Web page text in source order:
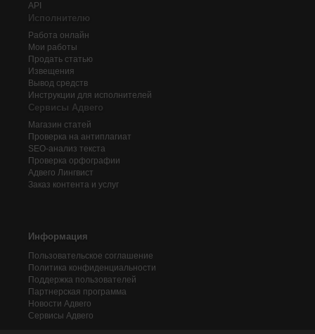
API
Исполнителю
Работа онлайн
Мои работы
Продать статью
Извещения
Вывод средств
Инструкции для исполнителей
Сервисы Адвего
Магазин статей
Проверка на антиплагиат
SEO-анализ текста
Проверка орфографии
Адвего Лингвист
Заказ контента и услуг
Информация
Пользовательское соглашение
Политика конфиденциальности
Поддержка пользователей
Партнерская программа
Новости Адвего
Сервисы Адвего